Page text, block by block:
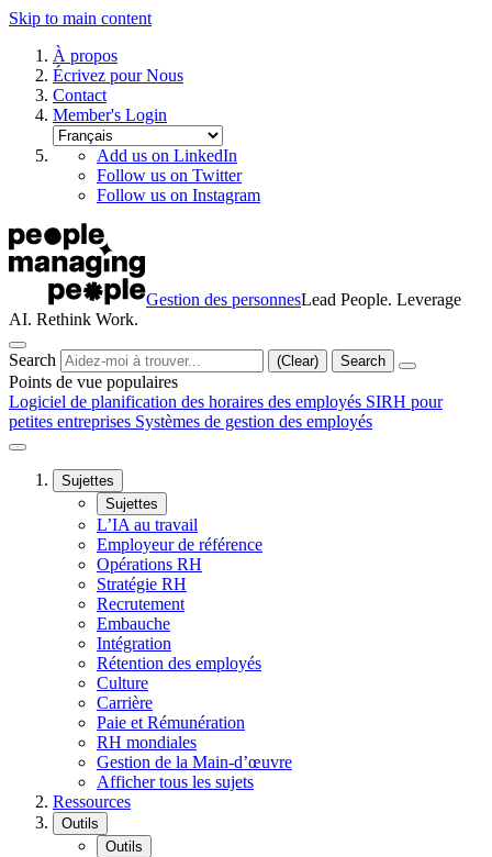
Skip to main content
À propos
Écrivez pour Nous
Contact
Member's Login
Add us on LinkedIn
Follow us on Twitter
Follow us on Instagram
Gestion des personnesLead People. Leverage
AI. Rethink Work.
Search (Clear) Search
Points de vue populaires
Logiciel de planification des horaires des employés SIRH pour
petites entreprises Systèmes de gestion des employés
Sujettes
Sujettes
L’IA au travail
Employeur de référence
Opérations RH
Stratégie RH
Recrutement
Embauche
Intégration
Rétention des employés
Culture
Carrière
Paie et Rémunération
RH mondiales
Gestion de la Main-d’œuvre
Afficher tous les sujets
Ressources
Outils
Outils